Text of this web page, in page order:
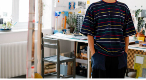
ESPACES DE PRATIQUE
Recherche
Connexion